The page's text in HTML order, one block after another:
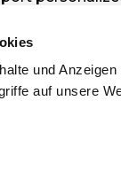
und
auf unsere